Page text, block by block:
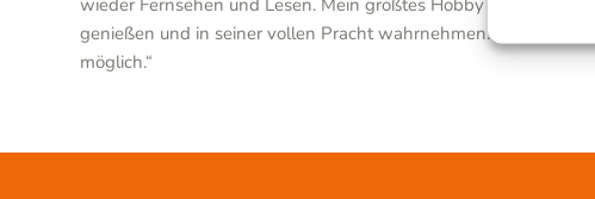
wieder Fernsehen und Lesen. Mein größtes Hobby ist mein
genießen und in seiner vollen Pracht wahrnehmen. Wenn
möglich.“